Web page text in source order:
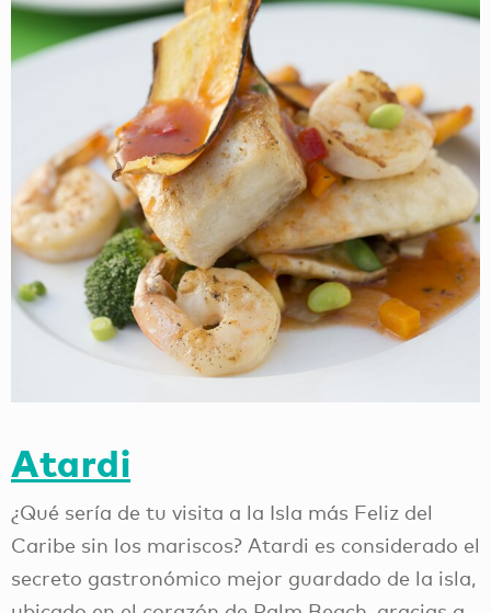
Atardi
¿Qué sería de tu visita a la Isla más Feliz del
Caribe sin los mariscos? Atardi es considerado el
secreto gastronómico mejor guardado de la isla,